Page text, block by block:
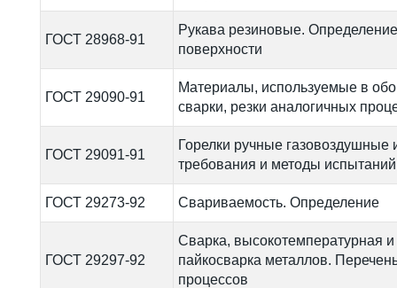
ГОСТ 28968-91
Рукава резиновые.
поверхности
ГОСТ 29090-91
Материалы, используемые в
сварки, резки аналогичных
ГОСТ 29091-91
Горелки ручные газовоздушные
требования и методы испытаний
ГОСТ 29273-92 Свариваемость. Определение
ГОСТ 29297-92
Сварка, высокотемпературная
пайкосварка металлов.
процессов